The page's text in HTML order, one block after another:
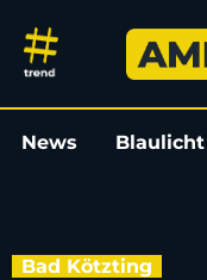
E-Sport-
News Blaulicht
Bad Kötzting